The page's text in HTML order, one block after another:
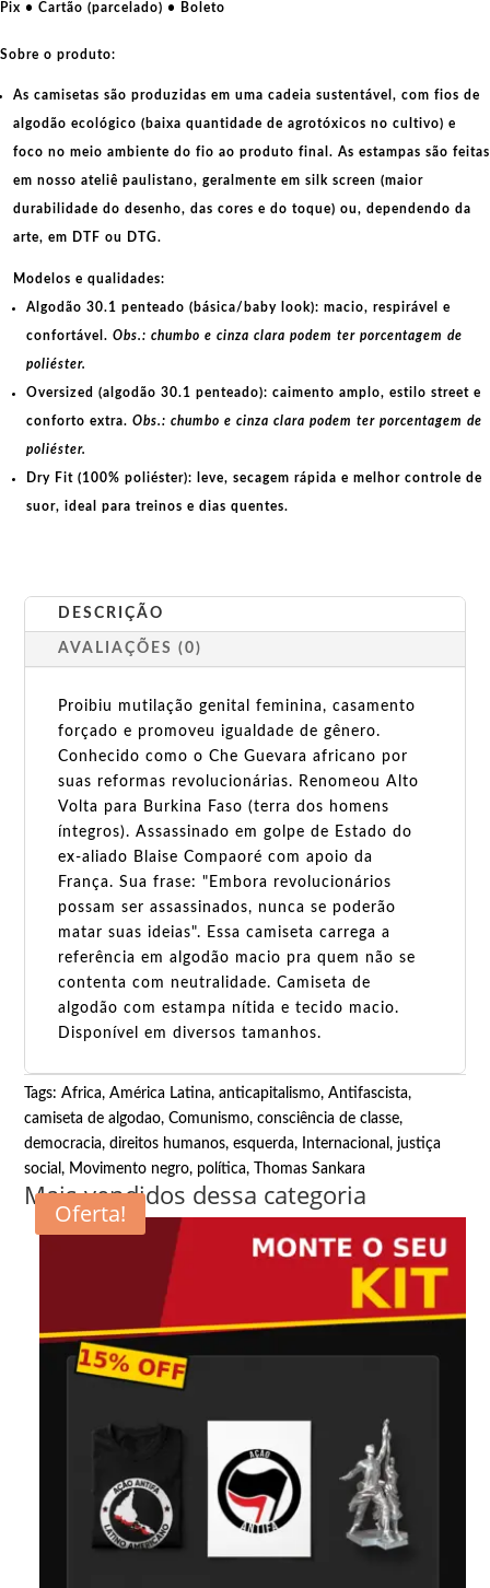
Pix • Cartão (parcelado) • Boleto
Sobre o produto:
As camisetas são produzidas em uma cadeia sustentável, com fios de
algodão ecológico (baixa quantidade de agrotóxicos no cultivo) e
foco no meio ambiente do fio ao produto final. As estampas são feitas
em nosso ateliê paulistano, geralmente em silk screen (maior
durabilidade do desenho, das cores e do toque) ou, dependendo da
arte, em DTF ou DTG.
Modelos e qualidades:
Algodão 30.1 penteado (básica/baby look): macio, respirável e
confortável. Obs.: chumbo e cinza clara podem ter porcentagem de
poliéster.
Oversized (algodão 30.1 penteado): caimento amplo, estilo street e
conforto extra. Obs.: chumbo e cinza clara podem ter porcentagem de
poliéster.
Dry Fit (100% poliéster): leve, secagem rápida e melhor controle de
suor, ideal para treinos e dias quentes.
DESCRIÇÃO
AVALIAÇÕES (0)
Proibiu mutilação genital feminina, casamento
forçado e promoveu igualdade de gênero.
Conhecido como o Che Guevara africano por
suas reformas revolucionárias. Renomeou Alto
Volta para Burkina Faso (terra dos homens
íntegros). Assassinado em golpe de Estado do
ex-aliado Blaise Compaoré com apoio da
França. Sua frase: "Embora revolucionários
possam ser assassinados, nunca se poderão
matar suas ideias". Essa camiseta carrega a
referência em algodão macio pra quem não se
contenta com neutralidade. Camiseta de
algodão com estampa nítida e tecido macio.
Disponível em diversos tamanhos.
Tags:Africa,América Latina,anticapitalismo,Antifascista,
camiseta de algodao,Comunismo,consciência de classe,
democracia,direitos humanos,esquerda, Internacional,justiça
social, Movimento negro, política,Thomas Sankara
Mais vendidos dessa categoria
Oferta!